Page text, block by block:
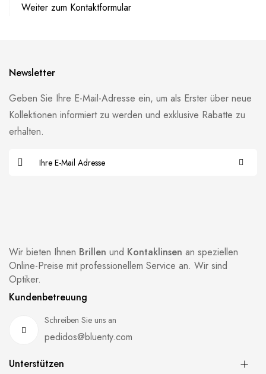
Weiter zum Kontaktformular
Wir bieten Ihnen Brillen und Kontaklinsen an speziellen
Online-Preise mit professionellem Service an. Wir sind
Optiker.
Kundenbetreuung
Schreiben Sie uns an
pedidos@bluenty.com
Unterstützen
Newsletter
Geben Sie Ihre E-Mail-Adresse ein, um als Erster über neue
Kollektionen informiert zu werden und exklusive Rabatte zu
erhalten.